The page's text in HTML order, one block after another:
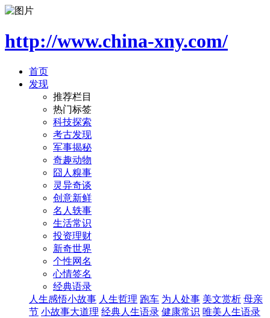
http://www.china-xny.com/
首页
发现
推荐栏目
热门标签
科技探索
考古发现
军事揭秘
奇趣动物
囧人糗事
灵异奇谈
创意新鲜
名人轶事
生活常识
投资理财
新奇世界
个性网名
心情签名
经典语录
人生感悟小故事 人生哲理 跑车 为人处事 美文赏析 母亲
节 小故事大道理 经典人生语录 健康常识 唯美人生语录